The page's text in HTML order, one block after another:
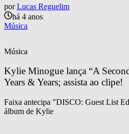
por Lucas Reguelim
há 4 anos
Música
Música
Kylie Minogue lança “A
Years & Years; assista ao clipe!
Faixa antecipa "DISCO: Guest List
álbum de Kylie